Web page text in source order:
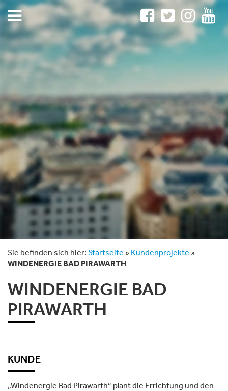
Sie befinden sich hier: Startseite » Kundenprojekte »
WINDENERGIE BAD PIRAWARTH
WINDENERGIE BAD
PIRAWARTH
KUNDE
„Windenergie Bad Pirawarth“ plant die Errichtung und den